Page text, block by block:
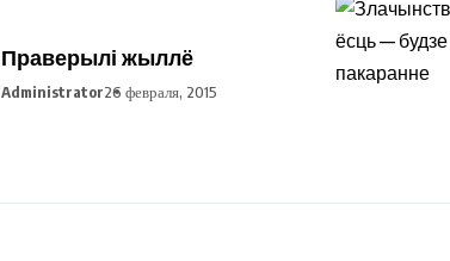
Праверылі жыллё
Administrator26 февраля, 2015